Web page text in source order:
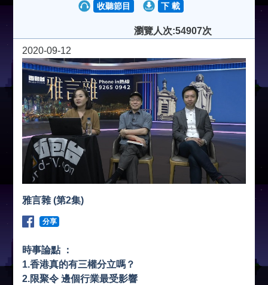
收聽節目 下 載
瀏覽人次:54907次
2020-09-12
雅言雜 (第2集)
分享
時事論點 ：
1.香港真的有三權分立嗎？
2.限聚令 邊個行業最受影響